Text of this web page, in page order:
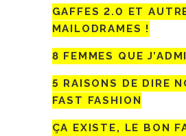
GAFFES 2.0 ET
MAILODRAMES !
8 FEMMES QUE
5 RAISONS DE DIRE
FAST FASHION
ÇA EXISTE, LE BON